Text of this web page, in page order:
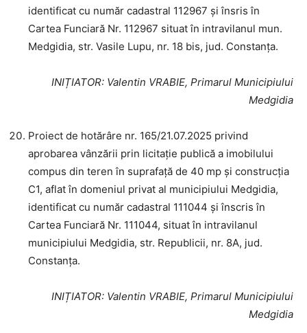
identificat cu număr cadastral 112967 și însris în
Cartea Funciară Nr. 112967 situat în intravilanul mun.
Medgidia, str. Vasile Lupu, nr. 18 bis, jud. Constanța.
INIȚIATOR: Valentin VRABIE, Primarul Municipiului
Medgidia
Proiect de hotărâre nr. 165/21.07.2025 privind
aprobarea vânzării prin licitație publică a imobilului
compus din teren în suprafață de 40 mp și construcția
C1, aflat în domeniul privat al municipiului Medgidia,
identificat cu număr cadastral 111044 și înscris în
Cartea Funciară Nr. 111044, situat în intravilanul
municipiului Medgidia, str. Republicii, nr. 8A, jud.
Constanța.
INIȚIATOR: Valentin VRABIE, Primarul Municipiului
Medgidia